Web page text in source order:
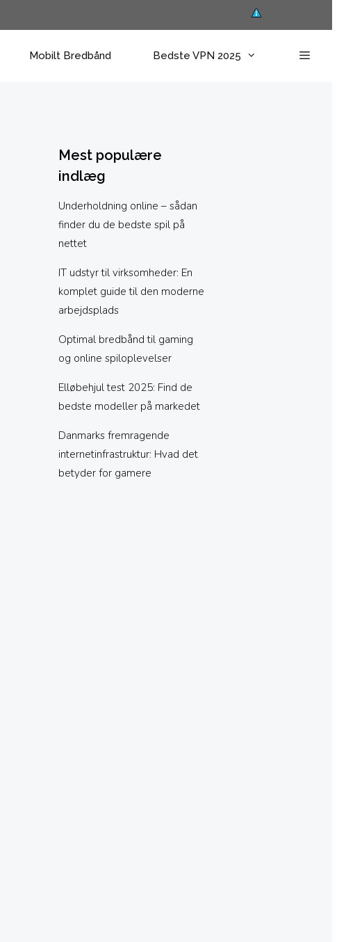
Mobilt Bredbånd Bedste VPN 2025
Mest populære
indlæg
Underholdning online – sådan
finder du de bedste spil på
nettet
IT udstyr til virksomheder: En
komplet guide til den moderne
arbejdsplads
Optimal bredbånd til gaming
og online spiloplevelser
Elløbehjul test 2025: Find de
bedste modeller på markedet
Danmarks fremragende
internetinfrastruktur: Hvad det
betyder for gamere